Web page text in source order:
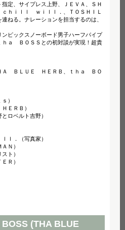
定、サイプレス上野、ＪＥＶＡ、ＳＨ
ｈｉｌｌ ｗｉｌｌ．、ＴＯＳＨＩＬ
ねる。ナレーションを担当するのは、
ピックスノーボード男子ハーフパイプ
ｈａ ＢＯＳＳとの初対談が実現！超貴
ＨＡ ＢＬＵＥ ＨＥＲＢ、ｔｈａ ＢＯ
ｓ）
ＨＥＲＢ）
とロベルト吉野）
ｌ．（写真家）
ＡＮ）
スト）
ＥＲ）
(THA BLUE